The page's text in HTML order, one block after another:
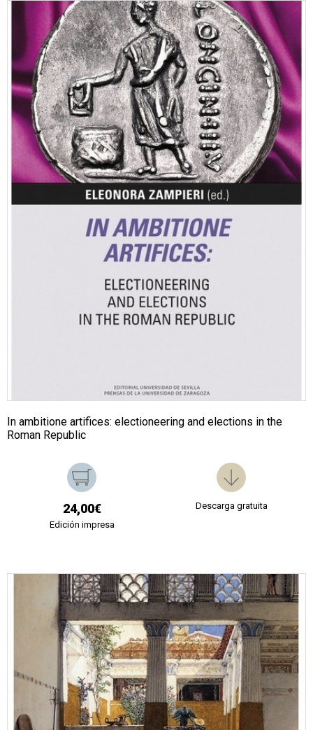
In ambitione artifices: electioneering and elections in the
Roman Republic
24,00€
Edición impresa
Descarga gratuita